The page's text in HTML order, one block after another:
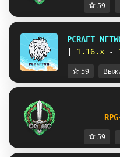
59
PCRAFT
1.16.x -
59
59